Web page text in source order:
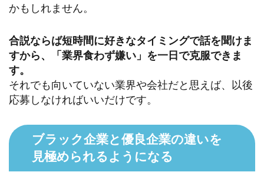
かもしれません。
合説ならば短時間に好きなタイミングで話を聞けま
すから、「業界食わず嫌い」を一日で克服できま
す。
それでも向いていない業界や会社だと思えば、以後
応募しなければいいだけです。
ブラック企業と優良企業の違いを
見極められるようになる